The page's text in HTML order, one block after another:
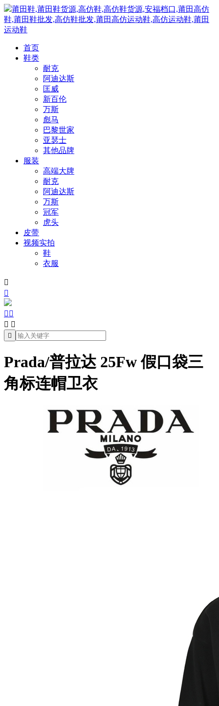
莆田鞋,莆田鞋货源,高仿鞋,高仿鞋货源,安福档口,莆田高仿
鞋,莆田鞋批发,高仿鞋批发,莆田高仿运动鞋,高仿运动鞋,莆田
运动鞋
首页
鞋类
耐克
阿迪达斯
匡威
新百伦
万斯
彪马
巴黎世家
亚瑟士
其他品牌
服装
高端大牌
耐克
阿迪达斯
万斯
冠军
虎头
皮带
视频实拍
鞋
衣服


 
 

Prada/普拉达 25Fw 假口袋三
角标连帽卫衣